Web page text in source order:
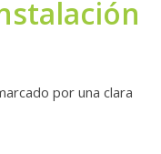
por una clara